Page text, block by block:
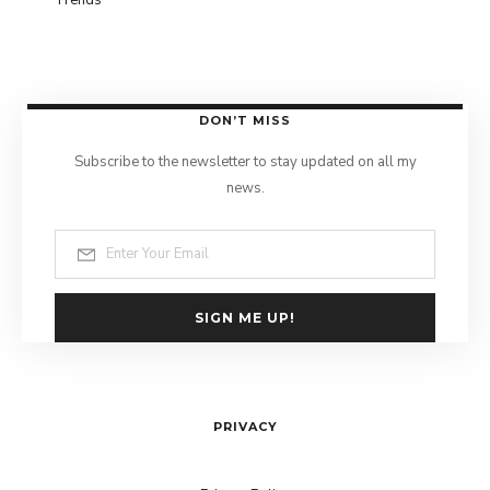
DON’T MISS
Subscribe to the newsletter to stay updated on all my
news.
SIGN ME UP!
PRIVACY